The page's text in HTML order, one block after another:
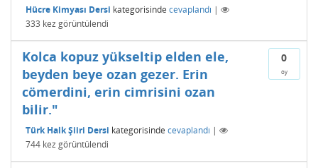
Hücre Kimyası Dersi kategorisinde cevaplandı |
333 kez görüntülendi
0
oy
Kolca kopuz yükseltip elden ele,
beyden beye ozan gezer. Erin
cömerdini, erin cimrisini ozan
bilir."
Türk Halk Şiiri Dersi kategorisinde cevaplandı |
744 kez görüntülendi